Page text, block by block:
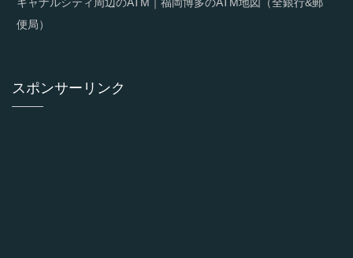
キャナルシティ周辺のATM｜福岡博多のATM地図（全銀行&郵
便局）
スポンサーリンク